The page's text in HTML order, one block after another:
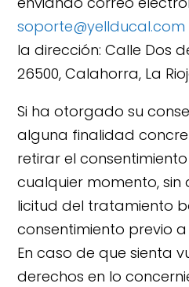
soporte@yellducal.com
la dirección: Calle Dos
26500, Calahorra, La
Si ha otorgado su
alguna finalidad
retirar el
cualquier momento,
licitud del tratamiento
consentimiento previo
En caso de que sienta
derechos en lo